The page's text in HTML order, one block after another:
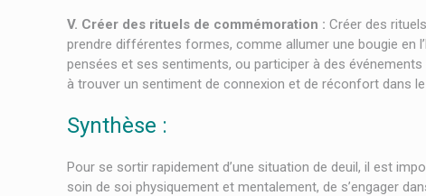
V. Créer des rituels de commémoration : Créer des
prendre différentes formes, comme allumer une bougie en
pensées et ses sentiments, ou participer à des
à trouver un sentiment de connexion et de réconfort dans
Synthèse :
Pour se sortir rapidement d’une situation de deuil, il est
soin de soi physiquement et mentalement, de s’engager